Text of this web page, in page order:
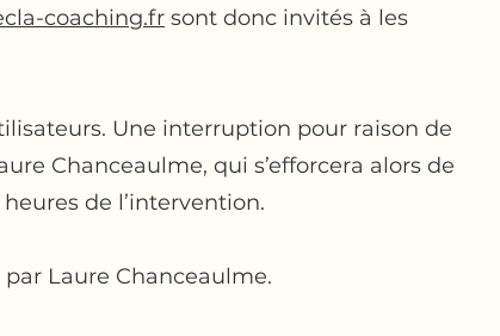
coaching.fr sont donc invités à les
Une interruption pour raison de
Chanceaulme, qui s’efforcera alors de
de l’intervention.
Laure Chanceaulme.